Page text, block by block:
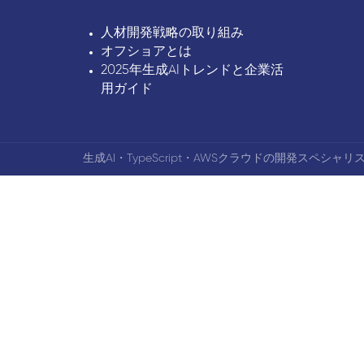
人材開発戦略の取り組み
オフショアとは
2025年生成AIトレンドと企業活
用ガイド
生成AI・TypeScript・AWSクラウドの開発スペシャリ